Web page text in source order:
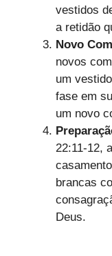
vestidos
a retidão
Novo
novos
um
fase em
um novo
22:11-12,
brancas
Deus.